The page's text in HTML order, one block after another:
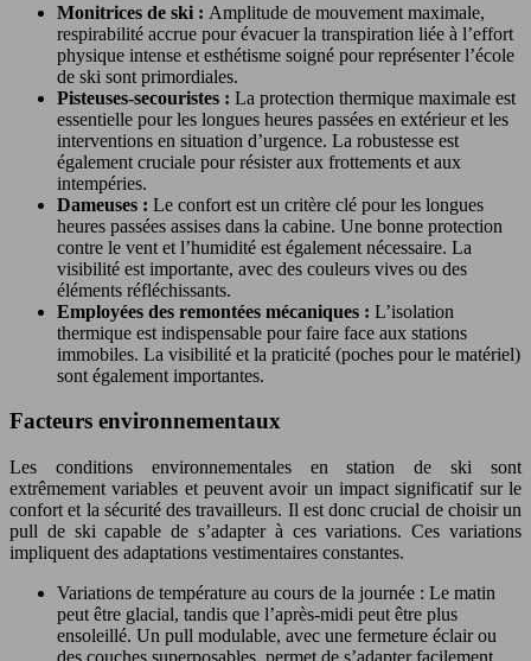
Monitrices de ski : Amplitude de mouvement maximale,
respirabilité accrue pour évacuer la transpiration liée à l’effort
physique intense et esthétisme soigné pour représenter l’école
de ski sont primordiales.
Pisteuses-secouristes : La protection thermique maximale est
essentielle pour les longues heures passées en extérieur et les
interventions en situation d’urgence. La robustesse est
également cruciale pour résister aux frottements et aux
intempéries.
Dameuses : Le confort est un critère clé pour les longues
heures passées assises dans la cabine. Une bonne protection
contre le vent et l’humidité est également nécessaire. La
visibilité est importante, avec des couleurs vives ou des
éléments réfléchissants.
Employées des remontées mécaniques : L’isolation
thermique est indispensable pour faire face aux stations
immobiles. La visibilité et la praticité (poches pour le matériel)
sont également importantes.
Facteurs environnementaux
Les conditions environnementales en station de ski sont
extrêmement variables et peuvent avoir un impact significatif sur le
confort et la sécurité des travailleurs. Il est donc crucial de choisir un
pull de ski capable de s’adapter à ces variations. Ces variations
impliquent des adaptations vestimentaires constantes.
Variations de température au cours de la journée : Le matin
peut être glacial, tandis que l’après-midi peut être plus
ensoleillé. Un pull modulable, avec une fermeture éclair ou
des couches superposables, permet de s’adapter facilement